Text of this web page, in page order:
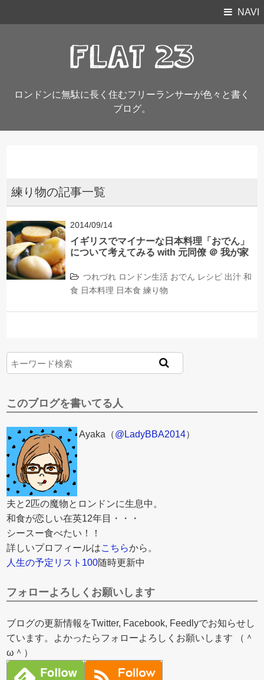
NAVI
ロンドンに無駄に長く住むフリーランサーが色々と書く
ブログ。
練り物の記事一覧
2014/09/14
イギリスでマイナーな日本料理「おでん」
について考えてみる with 元同僚 ＠ 我が家
つれづれ ロンドン生活 おでん レシピ 出汁 和
食 日本料理 日本食 練り物
このブログを書いてる人
Ayaka（@LadyBBA2014）
夫と2匹の魔物とロンドンに生息中。
和食が恋しい在英12年目・・・
シースー食べたい！！
詳しいプロフィールはこちらから。
人生の予定リスト100随時更新中
フォローよろしくお願いします
ブログの更新情報をTwitter, Facebook, Feedlyでお知らせし
ています。よかったらフォローよろしくお願いします （＾
ω＾）